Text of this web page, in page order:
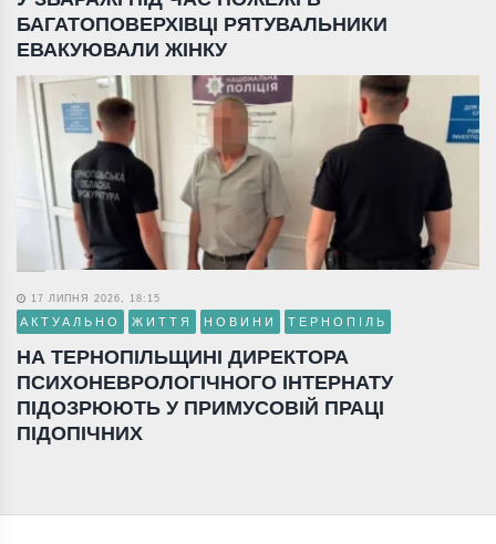
БАГАТОПОВЕРХІВЦІ РЯТУВАЛЬНИКИ
ЕВАКУЮВАЛИ ЖІНКУ
17 ЛИПНЯ 2026, 18:15
АКТУАЛЬНО ЖИТТЯ НОВИНИ ТЕРНОПІЛЬ
НА ТЕРНОПІЛЬЩИНІ ДИРЕКТОРА
ПСИХОНЕВРОЛОГІЧНОГО ІНТЕРНАТУ
ПІДОЗРЮЮТЬ У ПРИМУСОВІЙ ПРАЦІ
ПІДОПІЧНИХ